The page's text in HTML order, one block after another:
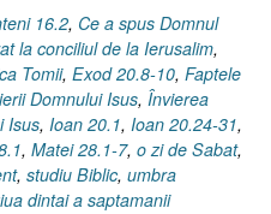
16.2, Ce a spus Domnul
la conciliul de la Ierusalim,
Tomii, Exod 20.8-10, Faptele
Domnului Isus, Învierea
Isus, Ioan 20.1, Ioan 20.24-31,
, Matei 28.1-7, o zi de Sabat,
, studiu Biblic, umbra
dintai a saptamanii